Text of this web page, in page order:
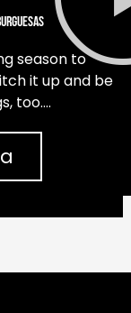
season to
it up and be
too….